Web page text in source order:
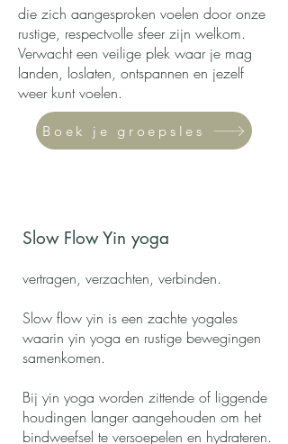
die zich aangesproken voelen door onze
rustige, respectvolle sfeer zijn welkom.
Verwacht een veilige plek waar je mag
landen, loslaten, ontspannen en jezelf
weer kunt voelen.
Boek je groepsles
Slow Flow Yin yoga
vertragen, verzachten, verbinden.
Slow flow yin is een zachte yogales
waarin yin yoga en rustige bewegingen
samenkomen.
Bij yin yoga worden zittende of liggende
houdingen langer aangehouden om het
bindweefsel te versoepelen en hydrateren.